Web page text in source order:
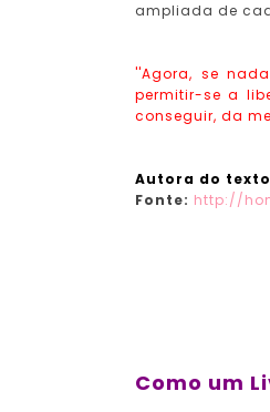
ampliada de
''Agora, se
permitir-se a
conseguir, da
Autora do
Fonte: http://
Como um